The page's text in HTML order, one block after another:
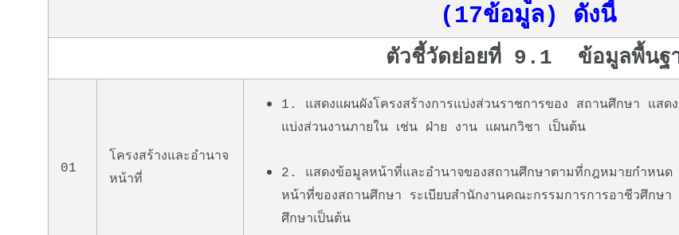
(17ข้อมูล) ดังนี้
ตัวชี้วัดย่อยที่ 9.1 ข้อมูลพื้นฐ
01
โครงสร้างและอำนาจ
หน้าที่
1. แสดงแผนผังโครงสร้างการแบ่งส่วนราชการของ สถานศึกษา แสด
แบ่งส่วนงานภายใน เช่น ฝ่าย งาน แผนกวิชา เป็นต้น
2. แสดงข้อมูลหน้าที่และอำนาจของสถานศึกษาตามที่กฎหมายกำหนด
หน้าที่ของสถานศึกษา ระเบียบสำนักงานคณะกรรมการการอาชีวศึกษา
ศึกษาเป็นต้น